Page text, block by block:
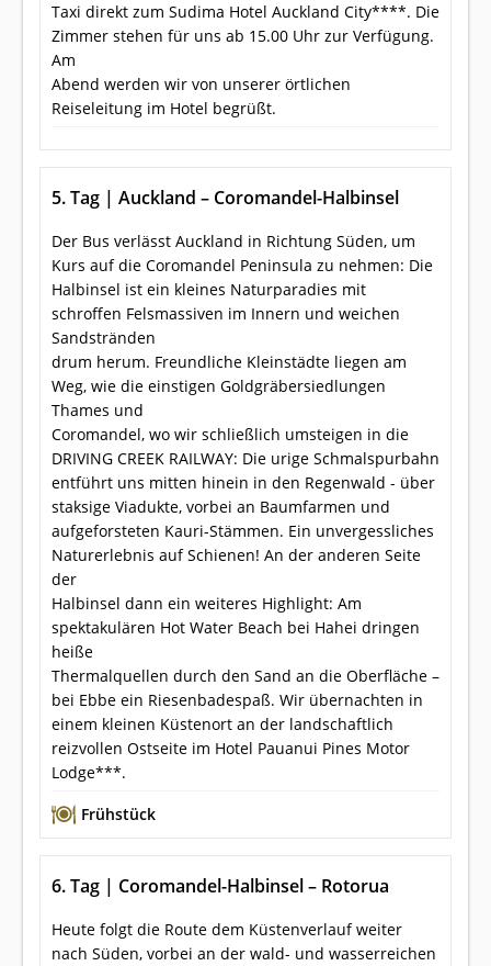
Taxi direkt zum Sudima Hotel Auckland City****. Die
Zimmer stehen für uns ab 15.00 Uhr zur Verfügung.
Am
Abend werden wir von unserer örtlichen
Reiseleitung im Hotel begrüßt.
5. Tag | Auckland – Coromandel-Halbinsel
Der Bus verlässt Auckland in Richtung Süden, um
Kurs auf die Coromandel Peninsula zu nehmen: Die
Halbinsel ist ein kleines Naturparadies mit
schroffen Felsmassiven im Innern und weichen
Sandstränden
drum herum. Freundliche Kleinstädte liegen am
Weg, wie die einstigen Goldgräbersiedlungen
Thames und
Coromandel, wo wir schließlich umsteigen in die
DRIVING CREEK RAILWAY: Die urige Schmalspurbahn
entführt uns mitten hinein in den Regenwald - über
staksige Viadukte, vorbei an Baumfarmen und
aufgeforsteten Kauri-Stämmen. Ein unvergessliches
Naturerlebnis auf Schienen! An der anderen Seite
der
Halbinsel dann ein weiteres Highlight: Am
spektakulären Hot Water Beach bei Hahei dringen
heiße
Thermalquellen durch den Sand an die Oberfläche –
bei Ebbe ein Riesenbadespaß. Wir übernachten in
einem kleinen Küstenort an der landschaftlich
reizvollen Ostseite im Hotel Pauanui Pines Motor
Lodge***.
Frühstück
6. Tag | Coromandel-Halbinsel – Rotorua
Heute folgt die Route dem Küstenverlauf weiter
nach Süden, vorbei an der wald- und wasserreichen